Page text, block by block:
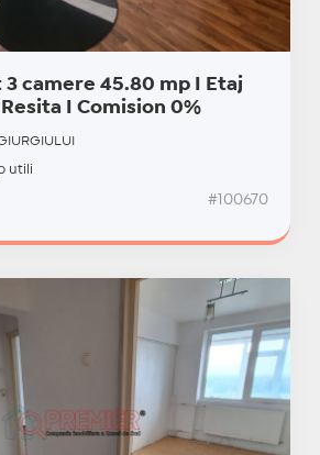
camere 45.80 mp I Etaj
I Comision 0%
utili
#100670